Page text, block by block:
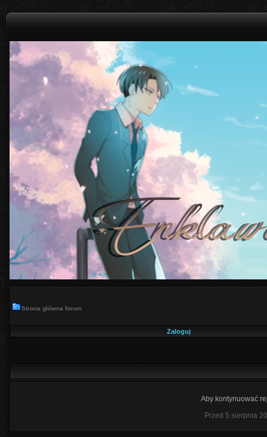
Strona główna forum
Zaloguj
Aby kontynuować
Przed 5 sierpnia